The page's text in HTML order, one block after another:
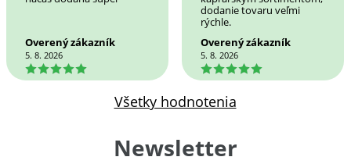
Overený zákazník
5. 8. 2026
5
dodanie tovaru veľmi
rýchle.
Overený zákazník
5. 8. 2026
5
Všetky hodnotenia
Newsletter